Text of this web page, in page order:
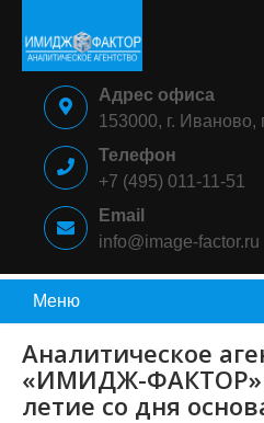
content
ИМИДЖ-
ФАКТОР
Аналитическое
агентство
Адрес офиса
153000, г.
Телефон
+7 (495) 011-11-51
Email
info@image-factor.ru
Меню
Аналитическое
«ИМИДЖ-ФАКТОР»
летие со дня